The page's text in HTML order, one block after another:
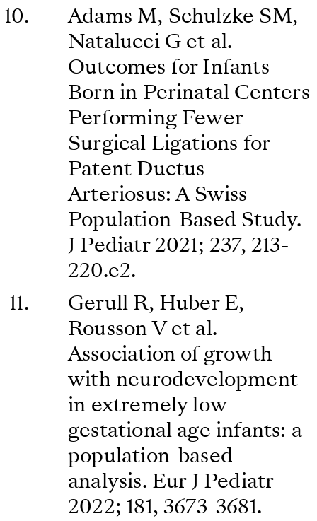
Adams M, Schulzke SM,
Natalucci G et al.
Outcomes for Infants
Born in Perinatal Centers
Performing Fewer
Surgical Ligations for
Patent Ductus
Arteriosus: A Swiss
Population-Based Study.
J Pediatr 2021; 237, 213-
220.e2.
Gerull R, Huber E,
Rousson V et al.
Association of growth
with neurodevelopment
in extremely low
gestational age infants: a
population-based
analysis. Eur J Pediatr
2022; 181, 3673-3681.